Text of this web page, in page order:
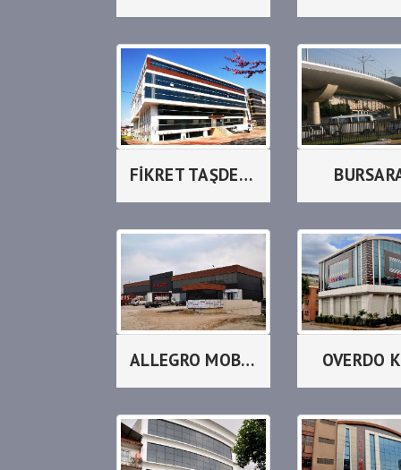
FİKRET TAŞDEMİR
ALLEGRO MOBİLYA OVERDO